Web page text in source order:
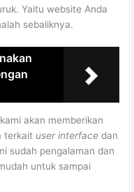
Yaitu website Anda
sebaliknya.
akan memberikan
terkait user interface dan
sudah pengalaman dan
untuk sampai